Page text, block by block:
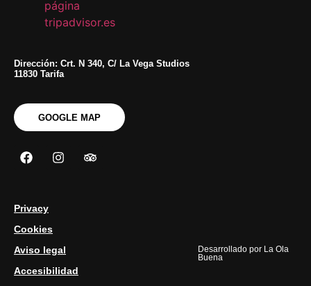
Dirección: Crt. N 340, C/ La Vega Studios
11830 Tarifa
GOOGLE MAP
Privacy
Cookies
Aviso legal
Accesibilidad
Desarrollado por La Ola
Buena